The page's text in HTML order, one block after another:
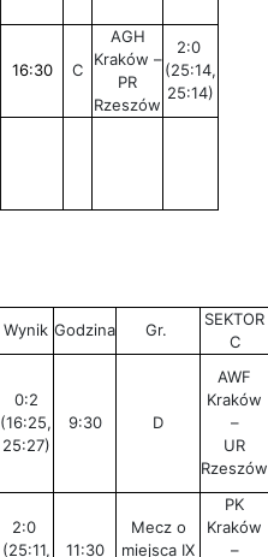
16:30 C
AGH
Kraków –
PR
Rzeszów
2:0
(25:14,
25:14)
Wynik Godzina Gr.
SEKTOR
C
0:2
(16:25,
25:27)
9:30 D
AWF
Kraków
–
UR
Rzeszów
2:0
(25:11,
11:30
Mecz o
miejsca IX
PK
Kraków
–